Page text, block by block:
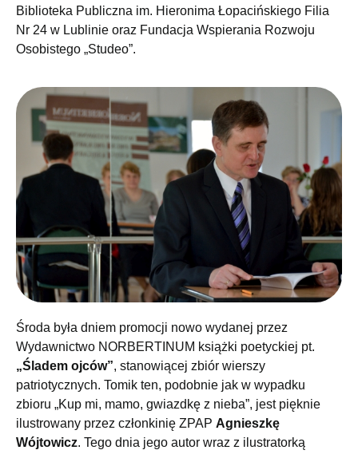
Biblioteka Publiczna im. Hieronima Łopacińskiego Filia
Nr 24 w Lublinie oraz Fundacja Wspierania Rozwoju
Osobistego „Studeo”.
Środa była dniem promocji nowo wydanej przez
Wydawnictwo NORBERTINUM książki poetyckiej pt.
„Śladem ojców”, stanowiącej zbiór wierszy
patriotycznych. Tomik ten, podobnie jak w wypadku
zbioru „Kup mi, mamo, gwiazdkę z nieba”, jest pięknie
ilustrowany przez członkinię ZPAP Agnieszkę
Wójtowicz. Tego dnia jego autor wraz z ilustratorką